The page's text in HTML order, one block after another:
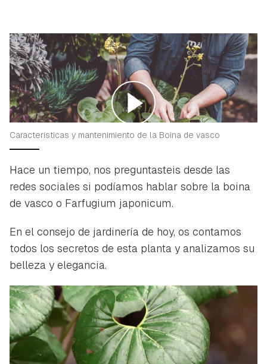
Características y mantenimiento de la Boina de vasco
Hace un tiempo, nos preguntasteis desde las
redes sociales si podíamos hablar sobre la boina
de vasco o Farfugium japonicum.
En el consejo de jardinería de hoy, os contamos
todos los secretos de esta planta y analizamos su
belleza y elegancia.